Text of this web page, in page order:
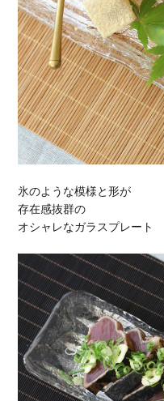
氷のような模様と形が
存在感抜群の
オシャレなガラスプレート